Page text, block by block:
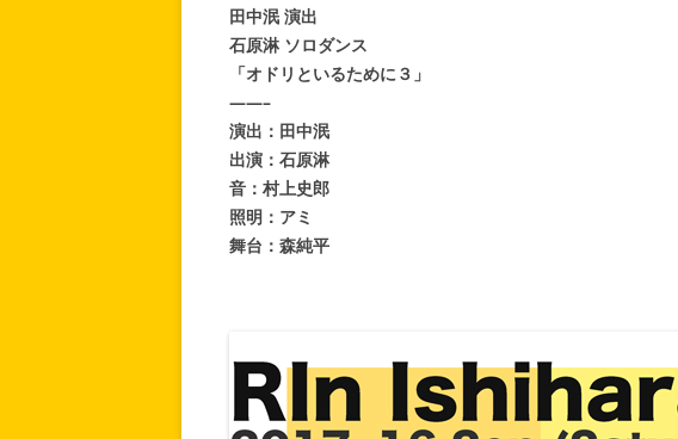
田中泯 演出
石原淋 ソロダンス
「オドリといるために３」
——–
演出：田中泯
出演：石原淋
音：村上史郎
照明：アミ
舞台：森純平